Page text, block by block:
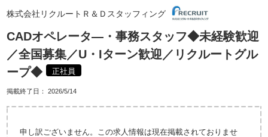
株式会社リクルートＲ＆Ｄスタッフィング
CADオペレータ―・事務スタッフ◆未経験歓迎
／全国募集／U・Iターン歓迎／リクルートグル
ープ◆
正社員
掲載終了日： 2026/5/14
申し訳ございません。この求人情報は現在掲載されておりませ